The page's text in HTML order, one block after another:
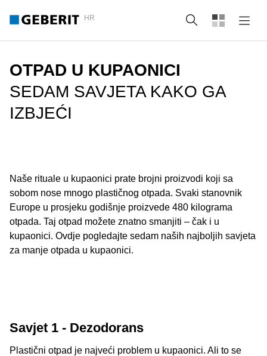
HR Pretraži
OTPAD U KUPAONICI
SEDAM SAVJETA KAKO GA
IZBJEĆI
Naše rituale u kupaonici prate brojni proizvodi koji sa
sobom nose mnogo plastičnog otpada. Svaki stanovnik
Europe u prosjeku godišnje proizvede 480 kilograma
otpada. Taj otpad možete znatno smanjiti – čak i u
kupaonici. Ovdje pogledajte sedam naših najboljih savjeta
za manje otpada u kupaonici.
Savjet 1 - Dezodorans
Plastični otpad je najveći problem u kupaonici. Ali to se